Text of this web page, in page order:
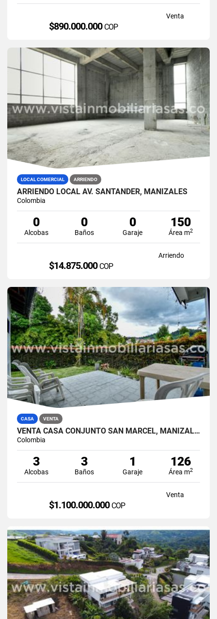
Venta
$890.000.000 COP
LOCAL COMERCIAL ARRIENDO
ARRIENDO LOCAL AV. SANTANDER, MANIZALES
Colombia
0
Alcobas
0
Baños
0
Garaje
150
Área m2
Arriendo
$14.875.000 COP
CASA VENTA
VENTA CASA CONJUNTO SAN MARCEL, MANIZALES
Colombia
3
Alcobas
3
Baños
1
Garaje
126
Área m2
Venta
$1.100.000.000 COP